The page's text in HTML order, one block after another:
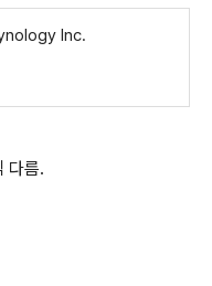
Inc.
다름.